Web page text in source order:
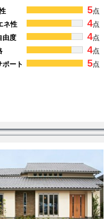
5点
ネ性
4点
由度
4点
4点
ポート
5点